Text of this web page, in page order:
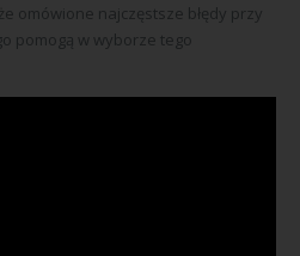
omówione najczęstsze błędy przy
pomogą w wyborze tego